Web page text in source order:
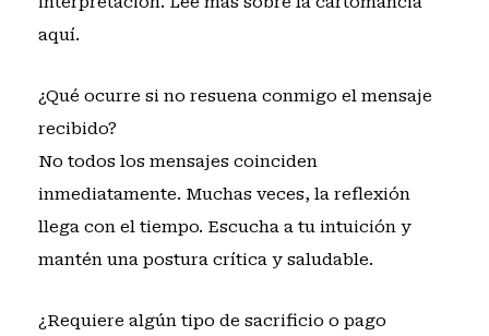
aquí.
¿Qué ocurre si no resuena conmigo el mensaje
recibido?
No todos los mensajes coinciden
inmediatamente. Muchas veces, la reflexión
llega con el tiempo. Escucha a tu intuición y
mantén una postura crítica y saludable.
¿Requiere algún tipo de sacrificio o pago